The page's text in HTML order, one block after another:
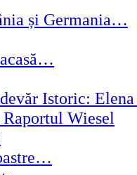
și Germania…
Istoric:
Wiesel